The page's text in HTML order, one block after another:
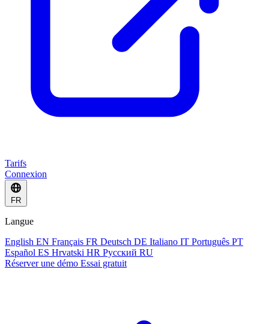
Tarifs
Connexion
FR
Langue
English EN Français FR Deutsch DE Italiano IT Português PT
Español ES Hrvatski HR Русский RU
Réserver une démo Essai gratuit